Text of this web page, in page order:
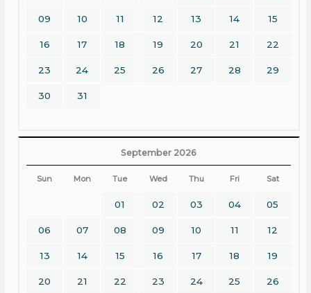
09 10 11 12 13 14 15
16 17 18 19 20 21 22
23 24 25 26 27 28 29
30 31
September 2026
Sun Mon Tue Wed Thu Fri Sat
01 02 03 04 05
06 07 08 09 10 11 12
13 14 15 16 17 18 19
20 21 22 23 24 25 26